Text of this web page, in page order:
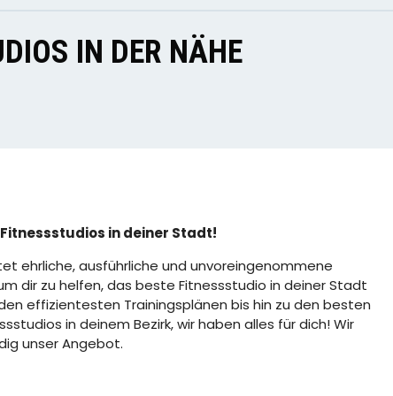
IN DER NÄHE
in deiner Stadt!
ehrliche, ausführliche und unvoreingenommene
dir zu helfen, das beste Fitnessstudio in deiner Stadt
effizientesten Trainingsplänen bis hin zu den besten
in deinem Bezirk, wir haben alles für dich! Wir
unser Angebot.